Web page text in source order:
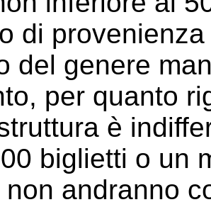
di
del genere
per quanto
è
biglietti o un
andranno